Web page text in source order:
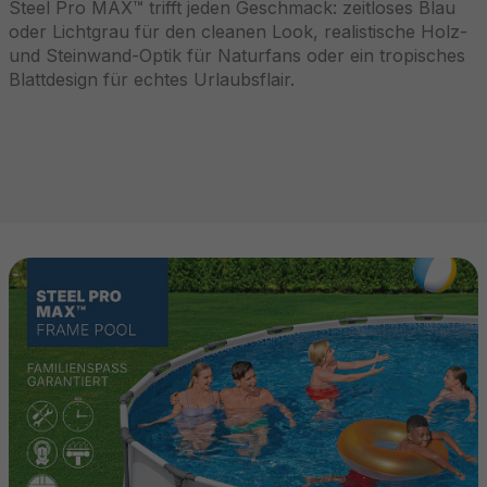
Steel Pro MAX™ trifft jeden Geschmack: zeitloses Blau
oder Lichtgrau für den cleanen Look, realistische Holz-
und Steinwand-Optik für Naturfans oder ein tropisches
Blattdesign für echtes Urlaubsflair.